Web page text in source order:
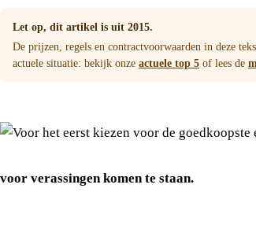
Let op, dit artikel is uit 2015.
De prijzen, regels en contractvoorwaarden in deze
actuele situatie: bekijk onze actuele top 5 of lees de
voor verassingen komen te staan.